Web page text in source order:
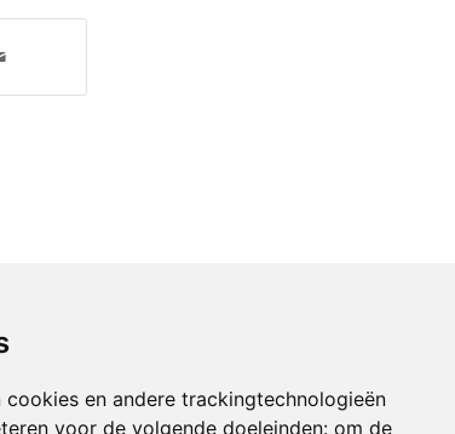
en andere trackingtechnologieën
voor de volgende doeleinden: om de